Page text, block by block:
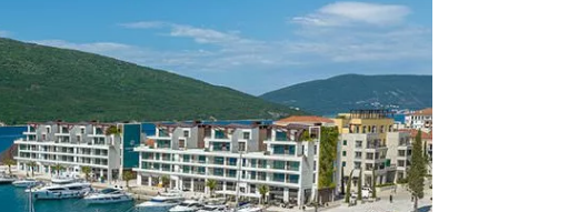
OFFICE/SCHOOL
LIGA
WEEK
LIGA
WEEK